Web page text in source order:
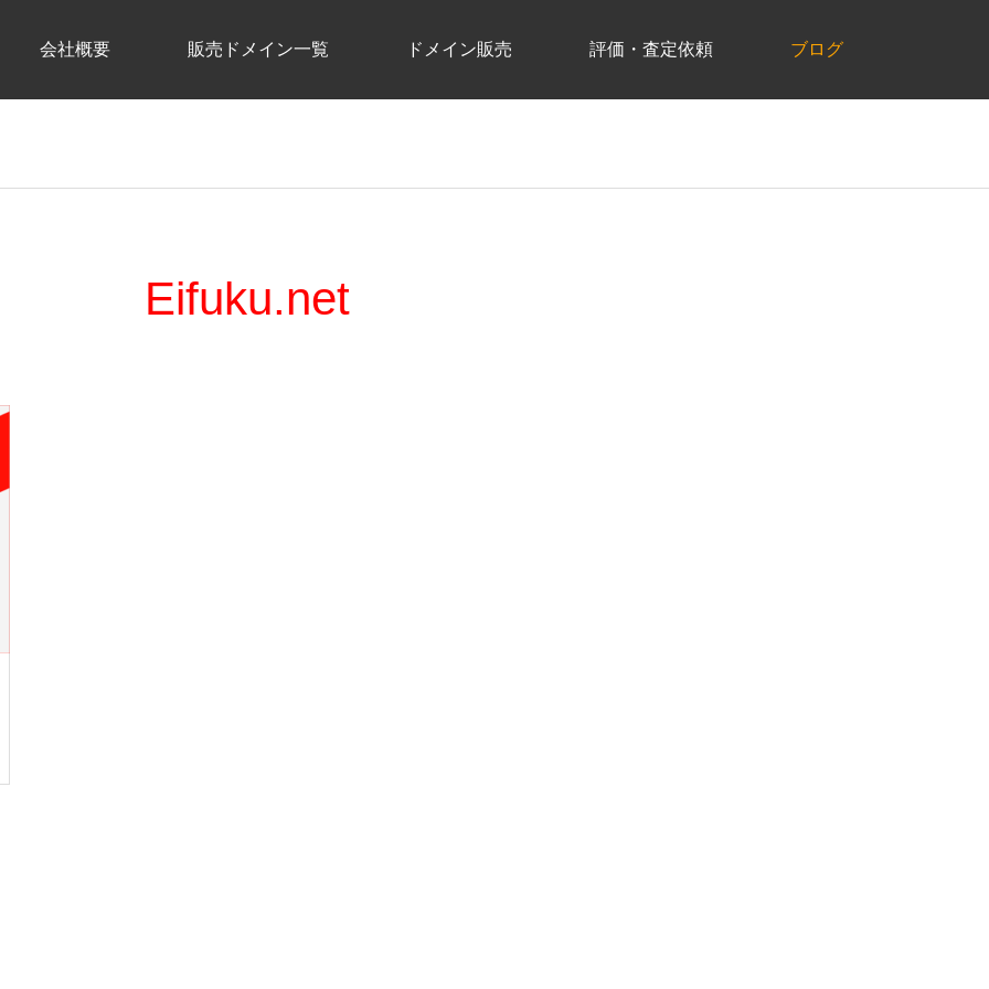
会社概要 販売ドメイン一覧 ドメイン販売 評価・査定依頼 ブログ
Eifuku.net